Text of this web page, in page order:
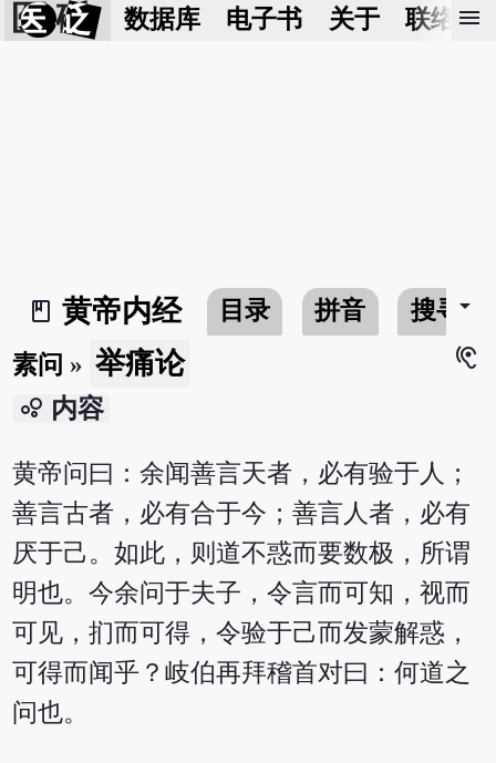
医 砭 数据库 电子书 关于 联络我
menu
book_2
黄帝内经 目录 拼音 搜寻arrow_drop_down
素问 » 举痛论
hearing
bubble_chart 内容
黄帝问曰：余闻善言天者，必有验于人；
善言古者，必有合于今；善言人者，必有
厌于己。如此，则道不惑而要数极，所谓
明也。今余问于夫子，令言而可知，视而
可见，扪而可得，令验于己而发蒙解惑，
可得而闻乎？岐伯再拜稽首对曰：何道之
问也。